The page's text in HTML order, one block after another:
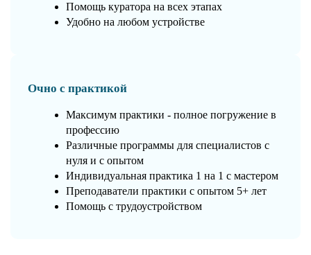
Помощь куратора на всех этапах
Удобно на любом устройстве
Очно с практикой
Максимум практики - полное погружение в
профессию
Различные программы для специалистов с
нуля и с опытом
Индивидуальная практика 1 на 1 с мастером
Преподаватели практики с опытом 5+ лет
Помощь с трудоустройством